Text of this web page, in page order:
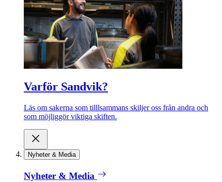
Varför Sandvik?
Läs om sakerna som tilllsammans skiljer oss från andra och
som möjliggör viktiga skiften.
Nyheter & Media
Nyheter & Media